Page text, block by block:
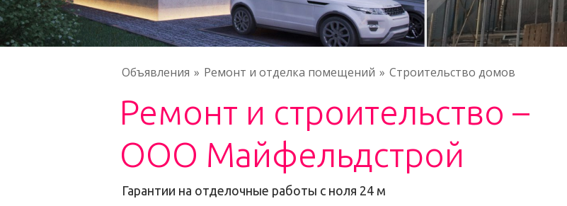
Объявления Ремонт и отделка помещений Строительство домов
Ремонт и строительство –
ООО Майфельдстрой
Гарантии на отделочные работы с ноля 24 м